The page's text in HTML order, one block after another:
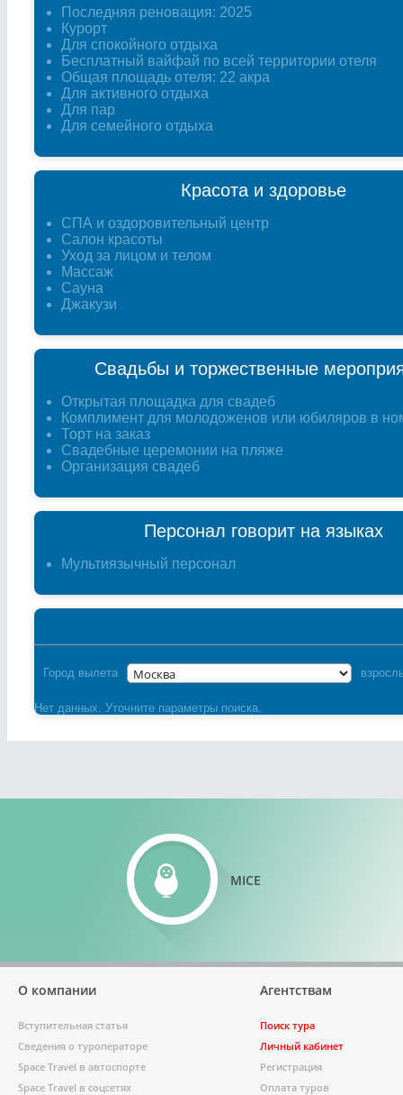
Последняя реновация: 2025
Курорт
Для спокойного отдыха
Бесплатный вайфай по всей территории отеля
Общая площадь отеля: 22 акра
Для активного отдыха
Для пар
Для семейного отдыха
Красота и здоровье
СПА и оздоровительный центр
Салон красоты
Уход за лицом и телом
Массаж
Сауна
Джакузи
Свадьбы и торжественные
Открытая площадка для свадеб
Комплимент для молодоженов или юбиляров в
Торт на заказ
Свадебные церемонии на пляже
Организация свадеб
Персонал говорит на языках
Мультиязычный персонал
Город вылета
Нет данных. Уточните параметры поиска.
MICE
О компании
Вступительная статья
Сведения о туроператоре
Space Travel в автоспорте
Space Travel в соцсетях
Агентствам
Поиск тура
Личный кабинет
Регистрация
Оплата туров